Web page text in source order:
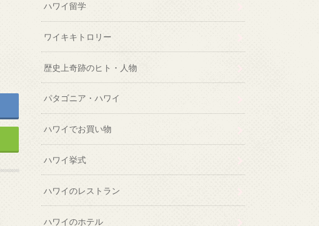
ハワイ留学
ワイキキトロリー
歴史上奇跡のヒト・人物
パタゴニア・ハワイ
ハワイでお買い物
ハワイ挙式
ハワイのレストラン
ハワイのホテル